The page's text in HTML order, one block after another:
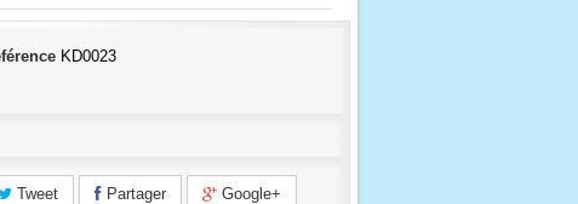
KD0023
Tweet Partager Google+